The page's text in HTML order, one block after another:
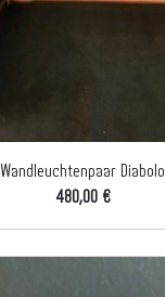
Wandleuchtenpaar Diabolo
480,00 €